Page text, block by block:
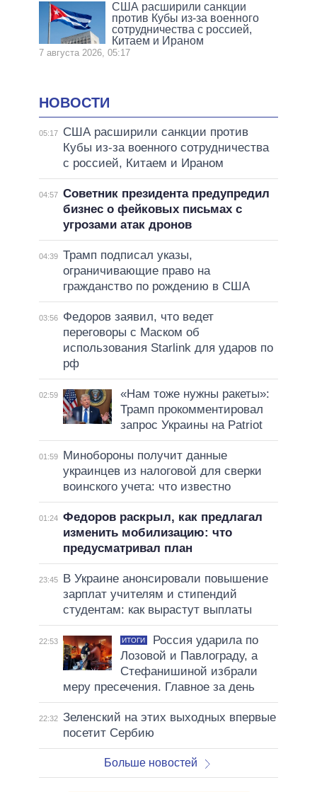
США расширили санкции
против Кубы из-за военного
сотрудничества с россией,
Китаем и Ираном
7 августа 2026, 05:17
НОВОСТИ
05:17
США расширили санкции против
Кубы из-за военного сотрудничества
с россией, Китаем и Ираном
04:57 Советник президента предупредил
бизнес о фейковых письмах с
угрозами атак дронов
04:39 Трамп подписал указы,
ограничивающие право на
гражданство по рождению в США
03:56
Федоров заявил, что ведет
переговоры с Маском об
использования Starlink для ударов по
рф
02:59
«Нам тоже нужны ракеты»:
Трамп прокомментировал
запрос Украины на Patriot
01:59
Минобороны получит данные
украинцев из налоговой для сверки
воинского учета: что известно
01:24 Федоров раскрыл, как предлагал
изменить мобилизацию: что
предусматривал план
23:45
В Украине анонсировали повышение
зарплат учителям и стипендий
студентам: как вырастут выплаты
22:53 ИТОГИ
Россия ударила по
Лозовой и Павлограду, а
Стефанишиной избрали
меру пресечения. Главное за день
22:32 Зеленский на этих выходных впервые
посетит Сербию
Больше новостей